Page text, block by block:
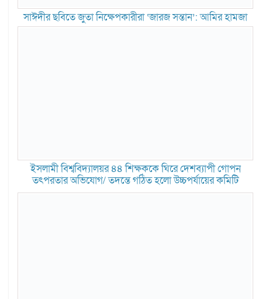
সাঈদীর ছবিতে জুতা নিক্ষেপকারীরা ‘জারজ সন্তান’: আমির হামজা
ইসলামী বিশ্ববিদ্যালয়র ৪৪ শিক্ষককে ঘিরে দেশব্যাপী গোপন
তৎপরতার অভিযোগ/ তদন্তে গঠিত হলো উচ্চপর্যায়ের কমিটি